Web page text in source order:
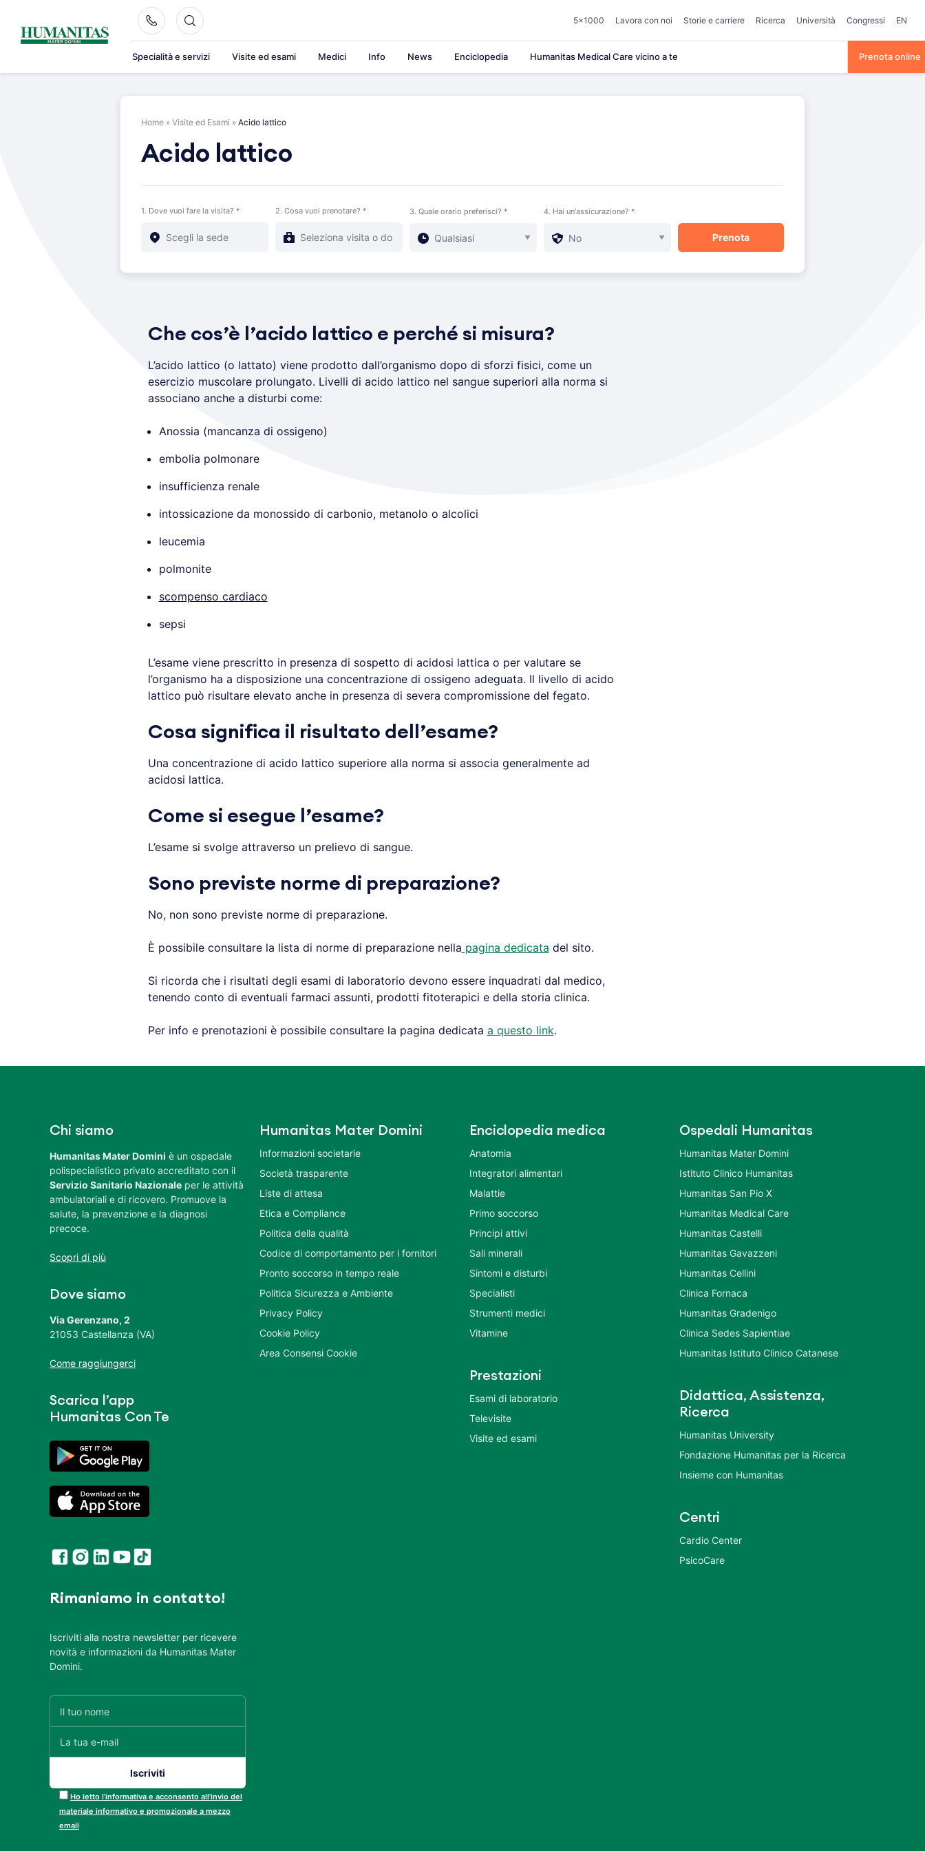
content
5×1000 Lavora con noi Storie e carriere Ricerca Università Congressi EN
Specialità e servizi Visite ed esami Medici Info News Enciclopedia Humanitas Medical Care vicino a te Prenota online
Home » Visite ed Esami » Acido lattico
Acido lattico
1. Dove vuoi fare la visita? * 2. Cosa vuoi prenotare? * 3. Quale orario preferisci? * 4. Hai un'assicurazione? *
Che cos’è l’acido lattico e perché si misura?
L’acido lattico (o lattato) viene prodotto dall’organismo dopo di sforzi fisici, come un
esercizio muscolare prolungato. Livelli di acido lattico nel sangue superiori alla norma si
associano anche a disturbi come:
Anossia (mancanza di ossigeno)
embolia polmonare
insufficienza renale
intossicazione da monossido di carbonio, metanolo o alcolici
leucemia
polmonite
scompenso cardiaco
sepsi
L’esame viene prescritto in presenza di sospetto di acidosi lattica o per valutare se
l’organismo ha a disposizione una concentrazione di ossigeno adeguata. Il livello di acido
lattico può risultare elevato anche in presenza di severa compromissione del fegato.
Cosa significa il risultato dell’esame?
Una concentrazione di acido lattico superiore alla norma si associa generalmente ad
acidosi lattica.
Come si esegue l’esame?
L’esame si svolge attraverso un prelievo di sangue.
Sono previste norme di preparazione?
No, non sono previste norme di preparazione.
È possibile consultare la lista di norme di preparazione nella pagina dedicata del sito.
Si ricorda che i risultati degli esami di laboratorio devono essere inquadrati dal medico,
tenendo conto di eventuali farmaci assunti, prodotti fitoterapici e della storia clinica.
Per info e prenotazioni è possibile consultare la pagina dedicata a questo link.
Chi siamo
Humanitas Mater Domini è un ospedale
polispecialistico privato accreditato con il
Servizio Sanitario Nazionale per le attività
ambulatoriali e di ricovero. Promuove la
salute, la prevenzione e la diagnosi
precoce.
Scopri di più
Dove siamo
Via Gerenzano, 2
21053 Castellanza (VA)
Come raggiungerci
Scarica l’app
Humanitas Con Te
Rimaniamo in contatto!
Iscriviti alla nostra newsletter per ricevere
novità e informazioni da Humanitas Mater
Domini.
Ho letto l’informativa e acconsento all’invio del
materiale informativo e promozionale a mezzo
email
Humanitas Mater Domini
Informazioni societarie
Società trasparente
Liste di attesa
Etica e Compliance
Politica della qualità
Codice di comportamento per i fornitori
Pronto soccorso in tempo reale
Politica Sicurezza e Ambiente
Privacy Policy
Cookie Policy
Area Consensi Cookie
Enciclopedia medica
Anatomia
Integratori alimentari
Malattie
Primo soccorso
Principi attivi
Sali minerali
Sintomi e disturbi
Specialisti
Strumenti medici
Vitamine
Prestazioni
Esami di laboratorio
Televisite
Visite ed esami
Ospedali Humanitas
Humanitas Mater Domini
Istituto Clinico Humanitas
Humanitas San Pio X
Humanitas Medical Care
Humanitas Castelli
Humanitas Gavazzeni
Humanitas Cellini
Clinica Fornaca
Humanitas Gradenigo
Clinica Sedes Sapientiae
Humanitas Istituto Clinico Catanese
Didattica, Assistenza,
Ricerca
Humanitas University
Fondazione Humanitas per la Ricerca
Insieme con Humanitas
Centri
Cardio Center
PsicoCare